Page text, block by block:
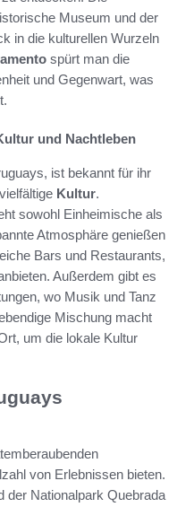
Museum und der
in die kulturellen Wurzeln
spürt man die
und Gegenwart, was
und Nachtleben
ist bekannt für ihr
Kultur.
sowohl Einheimische als
Atmosphäre genießen
Bars und Restaurants,
Außerdem gibt es
wo Musik und Tanz
Mischung macht
um die lokale Kultur
von Erlebnissen bieten.
der Nationalpark Quebrada